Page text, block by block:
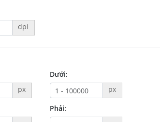
dpi
px
Dưới:
px
Phải: